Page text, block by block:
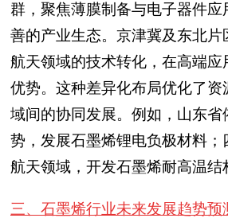
群，聚焦薄膜制备与电子器件应
善的产业生态。京津冀及东北片
航天领域的技术转化，在高端应
优势。这种差异化布局优化了资
域间的协同发展。例如，山东省
势，发展石墨烯锂电负极材料；
航天领域，开发石墨烯耐高温结
三、石墨烯行业未来发展趋势预